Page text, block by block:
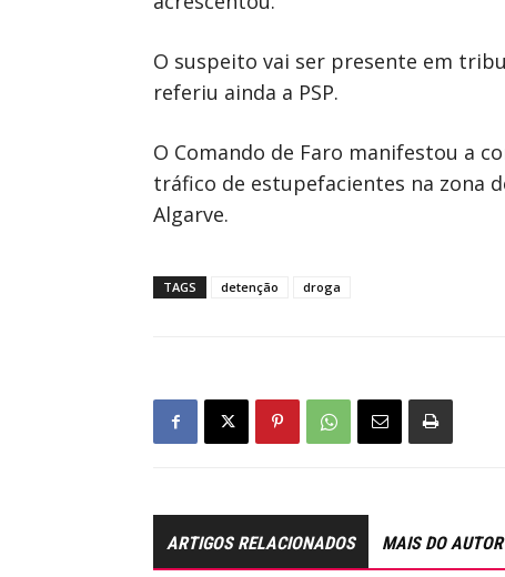
O suspeito vai ser presente em
referiu ainda a PSP.
O Comando de Faro manifestou a
tráfico de estupefacientes na zona
Algarve.
TAGS detenção droga
ARTIGOS RELACIONADOS MAIS DO AUTOR